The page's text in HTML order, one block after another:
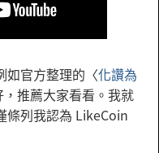
如官方整理的〈化讚為
推薦大家看看。我就
條列我認為 LikeCoin